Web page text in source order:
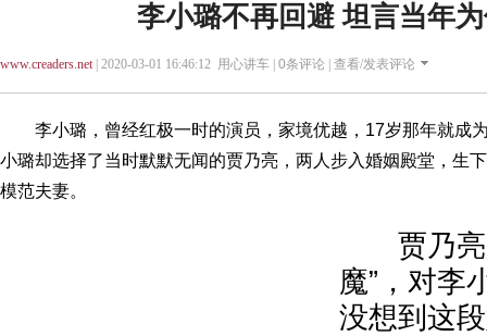
李小璐不再回避 坦言当年
www.creaders.net| 2020-03-01 16:46:12 用心讲车 | 0条评论 | 查看/发表评论
李小璐，曾经红极一时的演员，家境优越，17岁那年就成
小璐却选择了当时默默无闻的贾乃亮，两人步入婚姻殿堂，生
模范夫妻。
贾乃亮
魔”，对李
没想到这